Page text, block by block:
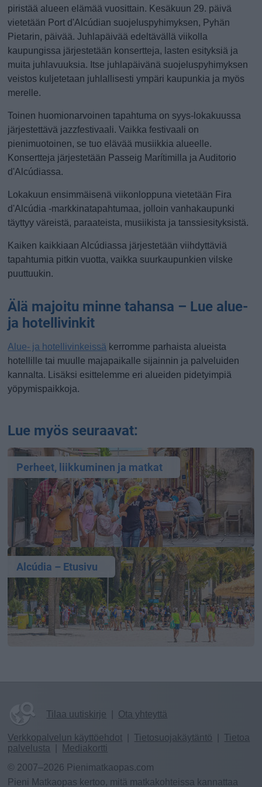
piristää alueen elämää vuosittain. Kesäkuun 29. päivä
vietetään Port d'Alcúdian suojeluspyhimyksen, Pyhän
Pietarin, päivää. Juhlapäivää edeltävällä viikolla
kaupungissa järjestetään konsertteja, lasten esityksiä ja
muita juhlavuuksia. Itse juhlapäivänä suojeluspyhimyksen
veistos kuljetetaan juhlallisesti ympäri kaupunkia ja myös
merelle.
Toinen huomionarvoinen tapahtuma on syys-lokakuussa
järjestettävä jazzfestivaali. Vaikka festivaali on
pienimuotoinen, se tuo elävää musiikkia alueelle.
Konsertteja järjestetään Passeig Marítimilla ja Auditorio
d'Alcúdiassa.
Lokakuun ensimmäisenä viikonloppuna vietetään Fira
d'Alcúdia -markkinatapahtumaa, jolloin vanhakaupunki
täyttyy väreistä, paraateista, musiikista ja tanssiesityksistä.
Kaiken kaikkiaan Alcúdiassa järjestetään viihdyttäviä
tapahtumia pitkin vuotta, vaikka suurkaupunkien vilske
puuttuukin.
Älä majoitu minne tahansa – Lue alue-
ja hotellivinkit
Alue- ja hotellivinkeissä kerromme parhaista alueista
hotellille tai muulle majapaikalle sijainnin ja palveluiden
kannalta. Lisäksi esittelemme eri alueiden pidetyimpiä
yöpymispaikkoja.
Lue myös seuraavat:
Perheet, liikkuminen ja matkat
Alcúdia – Etusivu
Tilaa uutiskirje Ota yhteyttä
Verkkopalvelun käyttöehdot Tietosuojakäytäntö
Tietoa
palvelusta
Mediakortti
© 2007–2026 Pienimatkaopas.com
Pieni Matkaopas kertoo, mitä matkakohteissa kannattaa